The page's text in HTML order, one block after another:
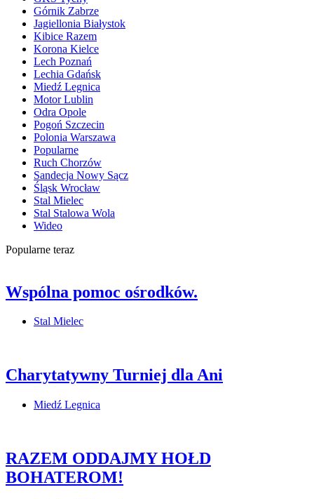
Górnik Zabrze
Jagiellonia Białystok
Kibice Razem
Korona Kielce
Lech Poznań
Lechia Gdańsk
Miedź Legnica
Motor Lublin
Odra Opole
Pogoń Szczecin
Polonia Warszawa
Popularne
Ruch Chorzów
Sandecja Nowy Sącz
Śląsk Wrocław
Stal Mielec
Stal Stalowa Wola
Wideo
Popularne teraz
Wspólna pomoc ośrodków.
Stal Mielec
Charytatywny Turniej dla Ani
Miedź Legnica
RAZEM ODDAJMY HOŁD
BOHATEROM!